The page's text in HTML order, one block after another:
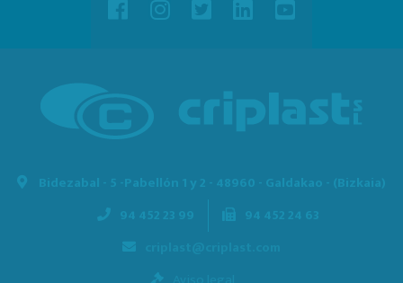
Bidezabal - 5 -Pabellón 1 y 2 - 48960 - Galdakao - (Bizkaia)
94 452 23 99
94 452 24 63